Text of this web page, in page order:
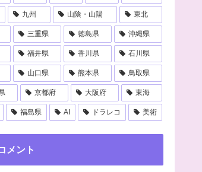
九州 山陰・山陽 東北
三重県 徳島県 沖縄県
福井県 香川県 石川県
山口県 熊本県 鳥取県
京都府 大阪府 東海
福島県 AI ドラレコ 美術
メント